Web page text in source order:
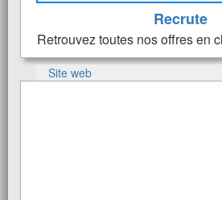
Recrute
Retrouvez toutes nos offres en
Site web